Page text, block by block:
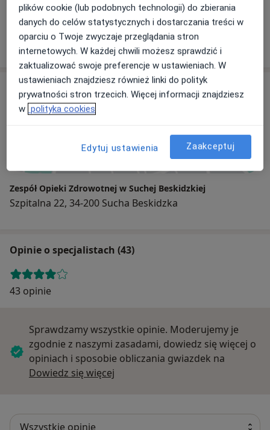
Internista, Anestezjolog
+ 8 Specjalistów
Powiększ mapę
Zespół Opieki Zdrowotnej w Suchej Beskidzkiej
Szpitalna 22, 34-200 Sucha Beskidzka
Opinie o specjalistach (43)
43 opinie
Sprawdzamy wszystkie opinie. Moderujemy je
zgodnie z naszymi zasadami, dowiedz się więcej o
opiniach i sposobie obliczania gwiazdek na
Dowiedz się więcej
plików cookie (lub podobnych technologii) do zbierania
danych do celów statystycznych i dostarczania treści w
oparciu o Twoje zwyczaje przeglądania stron
internetowych. W każdej chwili możesz sprawdzić i
zaktualizować swoje preferencje w ustawieniach. W
ustawieniach znajdziesz również linki do polityk
prywatności stron trzecich. Więcej informacji znajdziesz
w polityka cookies
Edytuj ustawienia Zaakceptuj